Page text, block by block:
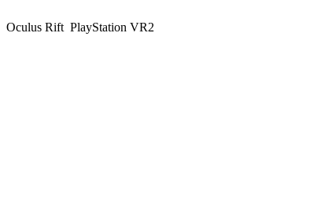
Oculus Rift PlayStation VR2